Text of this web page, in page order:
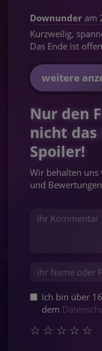
Downunder am
Kurzweilig,
Das Ende ist
weitere
Nur den
nicht das
Spoiler!
Wir behalten uns
und
Ich bin über
dem
☆
☆
☆
☆
☆